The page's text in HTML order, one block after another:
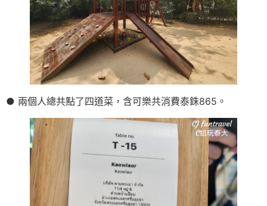
● 兩個人總共點了四道菜，含可樂共消費泰銖865。